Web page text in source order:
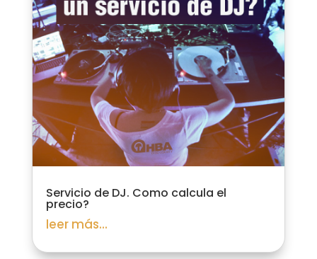
Servicio de DJ. Como calcula el
precio?
leer más...